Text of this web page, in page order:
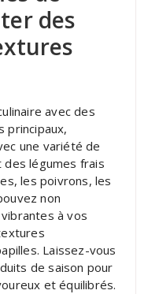
des
avec des
principaux,
une variété de
des légumes frais
les poivrons, les
non
à vos
Laissez-vous
de saison pour
et équilibrés.